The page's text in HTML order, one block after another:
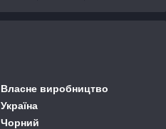
Власне виробництво
Україна
Чорний